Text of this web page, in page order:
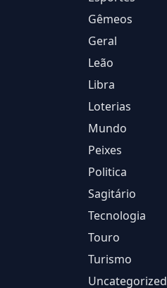
Gêmeos
Geral
Leão
Libra
Loterias
Mundo
Peixes
Politica
Sagitário
Tecnologia
Touro
Turismo
Uncategorized